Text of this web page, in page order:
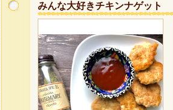
みんな大好きチキンナゲット